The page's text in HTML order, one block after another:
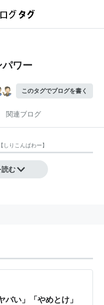
パワー
このタグでブログを書く
関連ブログ
【 しりこんぱわー】
む
バい」「やめとけ」